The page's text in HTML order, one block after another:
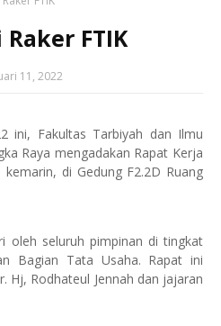
FTIK
11, 2022
ini, Fakultas Tarbiyah dan Ilmu
Raya mengadakan Rapat Kerja
di Gedung F2.2D Ruang
oleh seluruh pimpinan di tingkat
Bagian Tata Usaha. Rapat ini
Hj, Rodhateul Jennah dan jajaran